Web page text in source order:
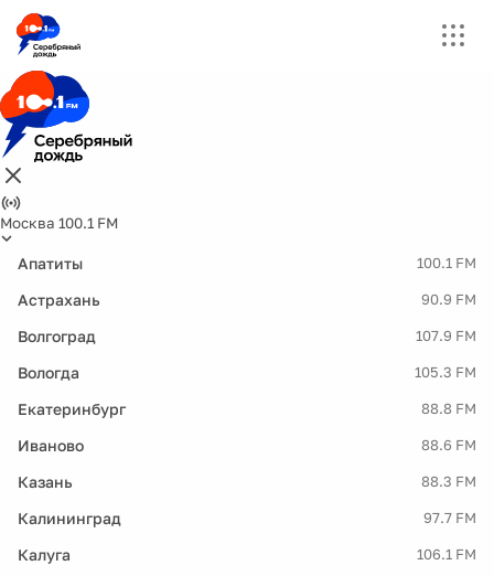
Москва 100.1 FM
Апатиты 100.1 FM
Астрахань 90.9 FM
Волгоград 107.9 FM
Вологда 105.3 FM
Екатеринбург 88.8 FM
Иваново 88.6 FM
Казань 88.3 FM
Калининград 97.7 FM
Калуга 106.1 FM